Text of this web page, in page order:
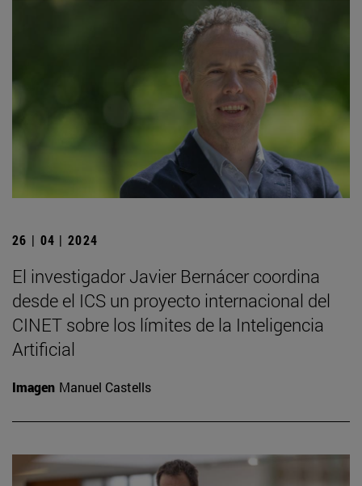
26 | 04 | 2024
El investigador Javier Bernácer coordina
desde el ICS un proyecto internacional del
CINET sobre los límites de la Inteligencia
Artificial
Imagen Manuel Castells